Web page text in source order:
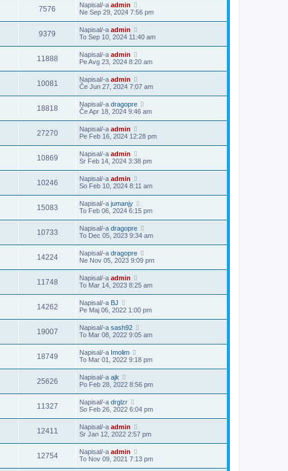
7576 Napisal/-a admin
Ne Sep 29, 2024 7:56 pm
9379 Napisal/-a admin
To Sep 10, 2024 11:40 am
11888 Napisal/-a admin
Pe Avg 23, 2024 8:20 am
10081 Napisal/-a admin
Če Jun 27, 2024 7:07 am
18818 Napisal/-a dragopre
Če Apr 18, 2024 9:46 am
27270 Napisal/-a admin
Pe Feb 16, 2024 12:28 pm
10869 Napisal/-a admin
Sr Feb 14, 2024 3:38 pm
10246 Napisal/-a admin
So Feb 10, 2024 8:11 am
15083 Napisal/-a jumanjy
To Feb 06, 2024 6:15 pm
10733 Napisal/-a dragopre
To Dec 05, 2023 9:34 am
14224 Napisal/-a dragopre
Ne Nov 05, 2023 9:09 pm
11748 Napisal/-a admin
To Mar 14, 2023 8:25 am
14262 Napisal/-a BJ
Pe Maj 06, 2022 1:00 pm
19007 Napisal/-a sash92
To Mar 08, 2022 9:05 am
18749 Napisal/-a Imolim
To Mar 01, 2022 9:18 pm
25626 Napisal/-a ajk
Po Feb 28, 2022 8:56 pm
11327 Napisal/-a drglzr
So Feb 26, 2022 6:04 pm
12411 Napisal/-a admin
Sr Jan 12, 2022 2:57 pm
12754 Napisal/-a admin
To Nov 09, 2021 7:13 pm